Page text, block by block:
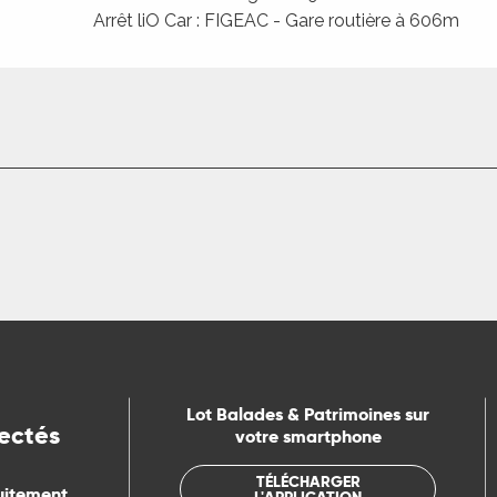
Arrêt liO Car : FIGEAC - Gare routière à 606m
Lot Balades & Patrimoines sur
votre smartphone
TÉLÉCHARGER